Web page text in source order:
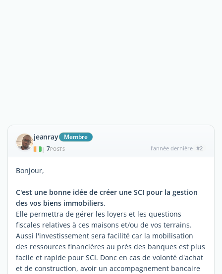
jeanray Membre
| 7POSTS l'année dernière #2
Bonjour,
C'est une bonne idée de créer une SCI pour la gestion
des vos biens immobiliers.
Elle permettra de gérer les loyers et les questions
fiscales relatives à ces maisons et/ou de vos terrains.
Aussi l'investissement sera facilité car la mobilisation
des ressources financières au près des banques est plus
facile et rapide pour SCI. Donc en cas de volonté d'achat
et de construction, avoir un accompagnement bancaire